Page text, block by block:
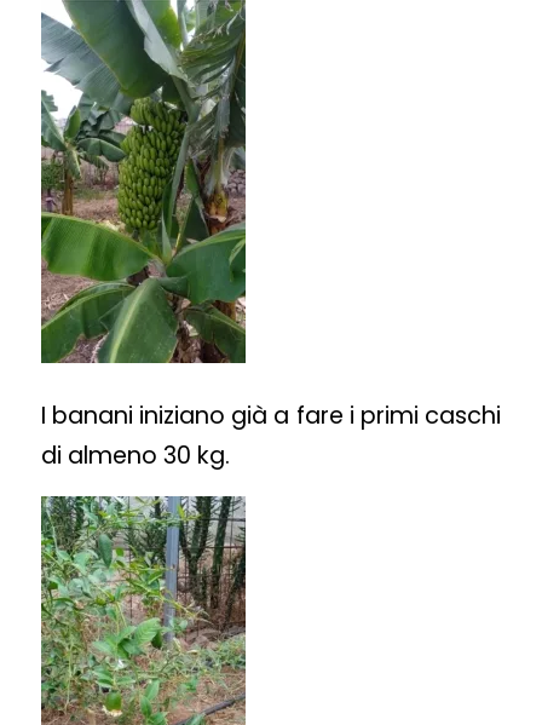
I banani iniziano già a fare i primi caschi
di almeno 30 kg.